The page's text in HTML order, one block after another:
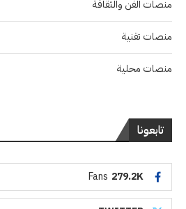
منصات الفن والثقافة
منصات تقنية
منصات محلية
تابعونا
279.2K
Fans